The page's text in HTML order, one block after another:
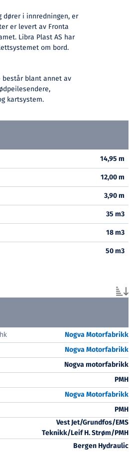
i innredningen, er
er levert av Fronta
Libra Plast AS har
om bord.
blant annet av
kartsystem.
14,95 m
12,00 m
3,90 m
35 m3
18 m3
50 m3
Nogva Motorfabrikk
Nogva Motorfabrikk
Nogva motorfabrikk
PMH
Nogva Motorfabrikk
PMH
Vest Jet/Grundfos/EMS
Teknikk/Leif H. Strøm/PMH
Bergen Hydraulic